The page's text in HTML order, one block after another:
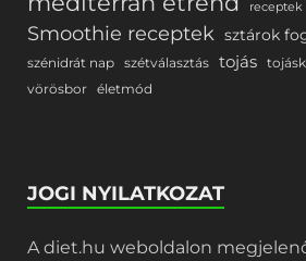
receptek
Smoothie receptek sztárok
szénidrát nap szétválasztás tojás
vörösbor életmód
JOGI NYILATKOZAT
A diet.hu weboldalon